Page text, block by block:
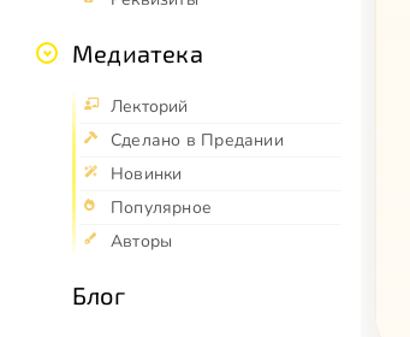
Медиатека
Лекторий
Сделано в Предании
Новинки
Популярное
Авторы
Блог